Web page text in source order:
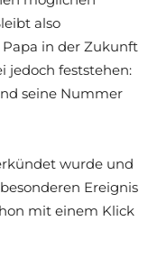
also
in der Zukunft
jedoch feststehen:
seine Nummer
wurde und
Ereignis
mit einem Klick